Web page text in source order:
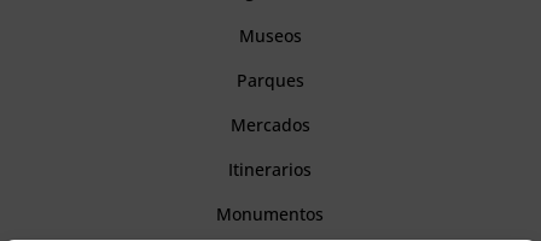
Museos
Parques
Mercados
Itinerarios
Monumentos